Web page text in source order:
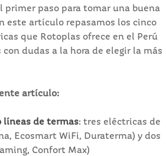
primer paso para tomar una buena
este artículo repasamos los cinco
que Rotoplas ofrece en el Perú
dudas a la hora de elegir la más
artículo:
líneas de termas: tres eléctricas de
Ecosmart WiFi, Duraterma) y dos
Confort Max)